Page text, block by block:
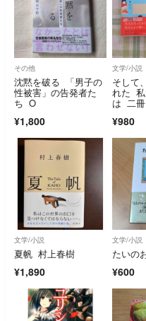
その他
沈黙を破る 「男子の
性被害」の告発者た
ち O
¥1,800
文学/小説
そして
れた
は 二冊
¥980
文学/小説
夏帆 村上春樹
¥1,890
文学/小説
たいの
¥600